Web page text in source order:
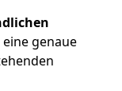
genaue